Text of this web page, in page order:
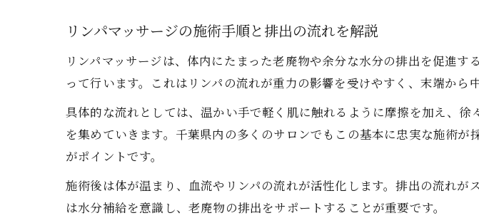
リンパマッサージの施術手順と排出の流れを解説
リンパマッサージは、体内にたまった老廃物や余分な水分の排出を促進
って行います。これはリンパの流れが重力の影響を受けやすく、末端から
具体的な流れとしては、温かい手で軽く肌に触れるように摩擦を加え、
を集めていきます。千葉県内の多くのサロンでもこの基本に忠実な施術
がポイントです。
施術後は体が温まり、血流やリンパの流れが活性化します。排出の流れ
は水分補給を意識し、老廃物の排出をサポートすることが重要です。